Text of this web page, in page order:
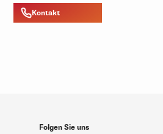
Kontakt
Folgen Sie uns